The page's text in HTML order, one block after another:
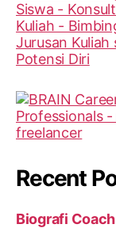
Recent
Biografi